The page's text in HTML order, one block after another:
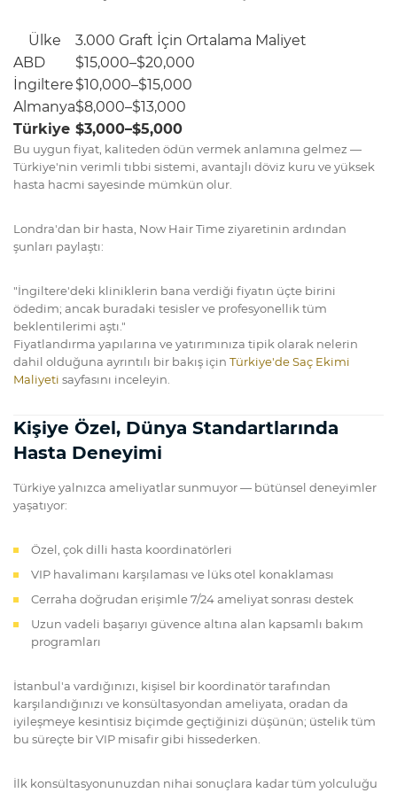
Ülke
3.000 Graft İçin Ortalama Maliyet
ABD
$15,000–$20,000
İngiltere $10,000–$15,000
Almanya$8,000–$13,000
Türkiye $3,000–$5,000
Bu uygun fiyat, kaliteden ödün vermek anlamına gelmez —
Türkiye'nin verimli tıbbi sistemi, avantajlı döviz kuru ve yüksek
hasta hacmi sayesinde mümkün olur.
Londra'dan bir hasta, Now Hair Time ziyaretinin ardından
şunları paylaştı:
"İngiltere'deki kliniklerin bana verdiği fiyatın üçte birini
ödedim; ancak buradaki tesisler ve profesyonellik tüm
beklentilerimi aştı."
Fiyatlandırma yapılarına ve yatırımınıza tipik olarak nelerin
dahil olduğuna ayrıntılı bir bakış için Türkiye'de Saç Ekimi
Maliyeti sayfasını inceleyin.
Kişiye Özel, Dünya Standartlarında
Hasta Deneyimi
Türkiye yalnızca ameliyatlar sunmuyor — bütünsel deneyimler
yaşatıyor:
Özel, çok dilli hasta koordinatörleri
VIP havalimanı karşılaması ve lüks otel konaklaması
Cerraha doğrudan erişimle 7/24 ameliyat sonrası destek
Uzun vadeli başarıyı güvence altına alan kapsamlı bakım
programları
İstanbul'a vardığınızı, kişisel bir koordinatör tarafından
karşılandığınızı ve konsültasyondan ameliyata, oradan da
iyileşmeye kesintisiz biçimde geçtiğinizi düşünün; üstelik tüm
bu süreçte bir VIP misafir gibi hissederken.
İlk konsültasyonunuzdan nihai sonuçlara kadar tüm yolculuğu